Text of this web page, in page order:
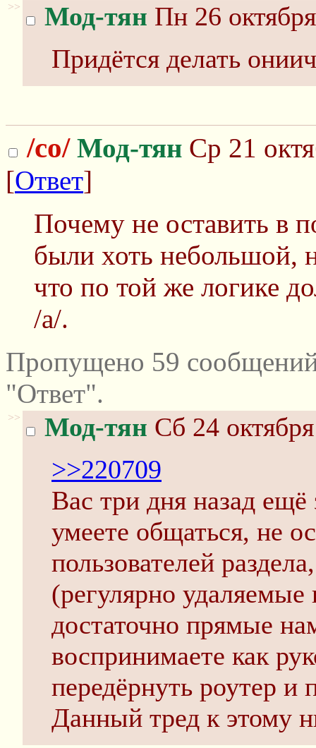
>> Мод-тян Пн 26
Придётся делать
/co/ Мод-тян Ср 21
[Ответ]
Почему не оставить в
были хоть небольшой,
что по той же логике
/а/.
Пропущено 59
"Ответ".
>> Мод-тян Сб 24
>>220709
Вас три дня назад
умеете общаться, не
пользователей
(регулярно
достаточно прямые
воспринимаете как
передёрнуть роутер и
Данный тред к этому